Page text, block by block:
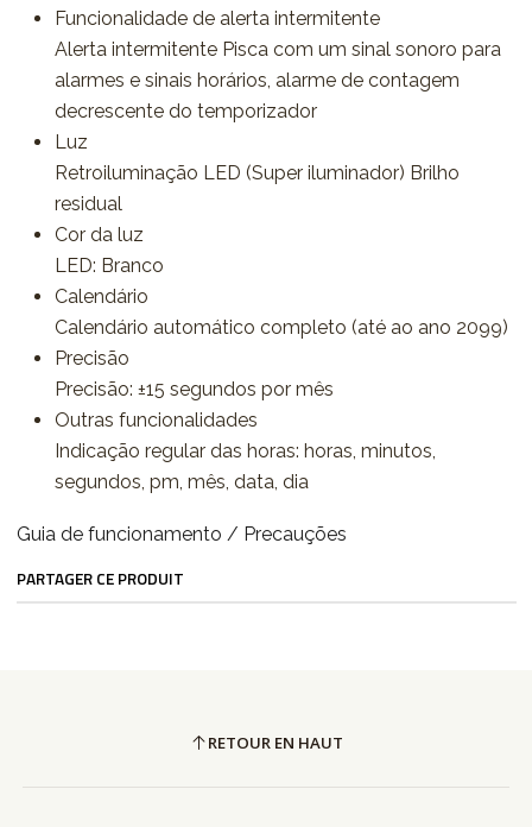
Funcionalidade de alerta intermitente
Alerta intermitente Pisca com um sinal sonoro para
alarmes e sinais horários, alarme de contagem
decrescente do temporizador
Luz
Retroiluminação LED (Super iluminador) Brilho
residual
Cor da luz
LED: Branco
Calendário
Calendário automático completo (até ao ano 2099)
Precisão
Precisão: ±15 segundos por mês
Outras funcionalidades
Indicação regular das horas: horas, minutos,
segundos, pm, mês, data, dia
Guia de funcionamento / Precauções
PARTAGER CE PRODUIT
RETOUR EN HAUT